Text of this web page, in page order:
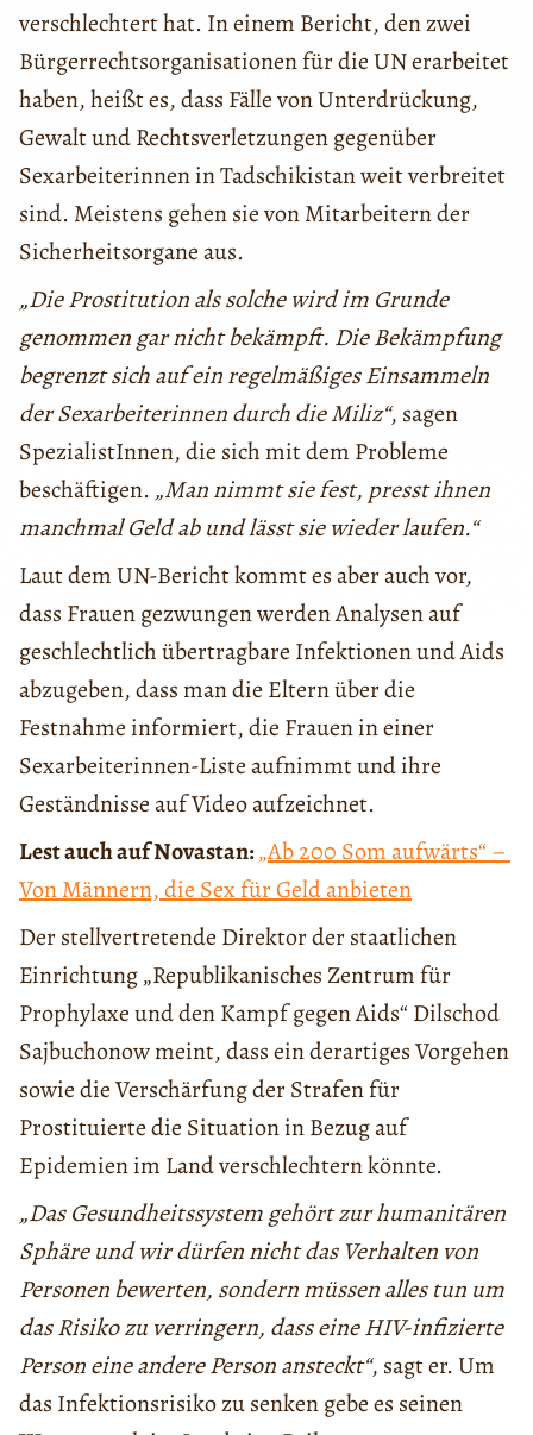
verschlechtert hat. In einem Bericht, den zwei
Bürgerrechtsorganisationen für die UN erarbeitet
haben, heißt es, dass Fälle von Unterdrückung,
Gewalt und Rechtsverletzungen gegenüber
Sexarbeiterinnen in Tadschikistan weit verbreitet
sind. Meistens gehen sie von Mitarbeitern der
Sicherheitsorgane aus.
„Die Prostitution als solche wird im Grunde
genommen gar nicht bekämpft. Die Bekämpfung
begrenzt sich auf ein regelmäßiges Einsammeln
der Sexarbeiterinnen durch die Miliz“, sagen
SpezialistInnen, die sich mit dem Probleme
beschäftigen. „Man nimmt sie fest, presst ihnen
manchmal Geld ab und lässt sie wieder laufen.“
Laut dem UN-Bericht kommt es aber auch vor,
dass Frauen gezwungen werden Analysen auf
geschlechtlich übertragbare Infektionen und Aids
abzugeben, dass man die Eltern über die
Festnahme informiert, die Frauen in einer
Sexarbeiterinnen-Liste aufnimmt und ihre
Geständnisse auf Video aufzeichnet.
Lest auch auf Novastan:„Ab 200 Som aufwärts“ –
Von Männern, die Sex für Geld anbieten
Der stellvertretende Direktor der staatlichen
Einrichtung „Republikanisches Zentrum für
Prophylaxe und den Kampf gegen Aids“ Dilschod
Sajbuchonow meint, dass ein derartiges Vorgehen
sowie die Verschärfung der Strafen für
Prostituierte die Situation in Bezug auf
Epidemien im Land verschlechtern könnte.
„Das Gesundheitssystem gehört zur humanitären
Sphäre und wir dürfen nicht das Verhalten von
Personen bewerten, sondern müssen alles tun um
das Risiko zu verringern, dass eine HIV-infizierte
Person eine andere Person ansteckt“, sagt er. Um
das Infektionsrisiko zu senken gebe es seinen